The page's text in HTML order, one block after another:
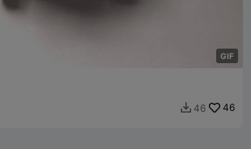
GIF
 46 46